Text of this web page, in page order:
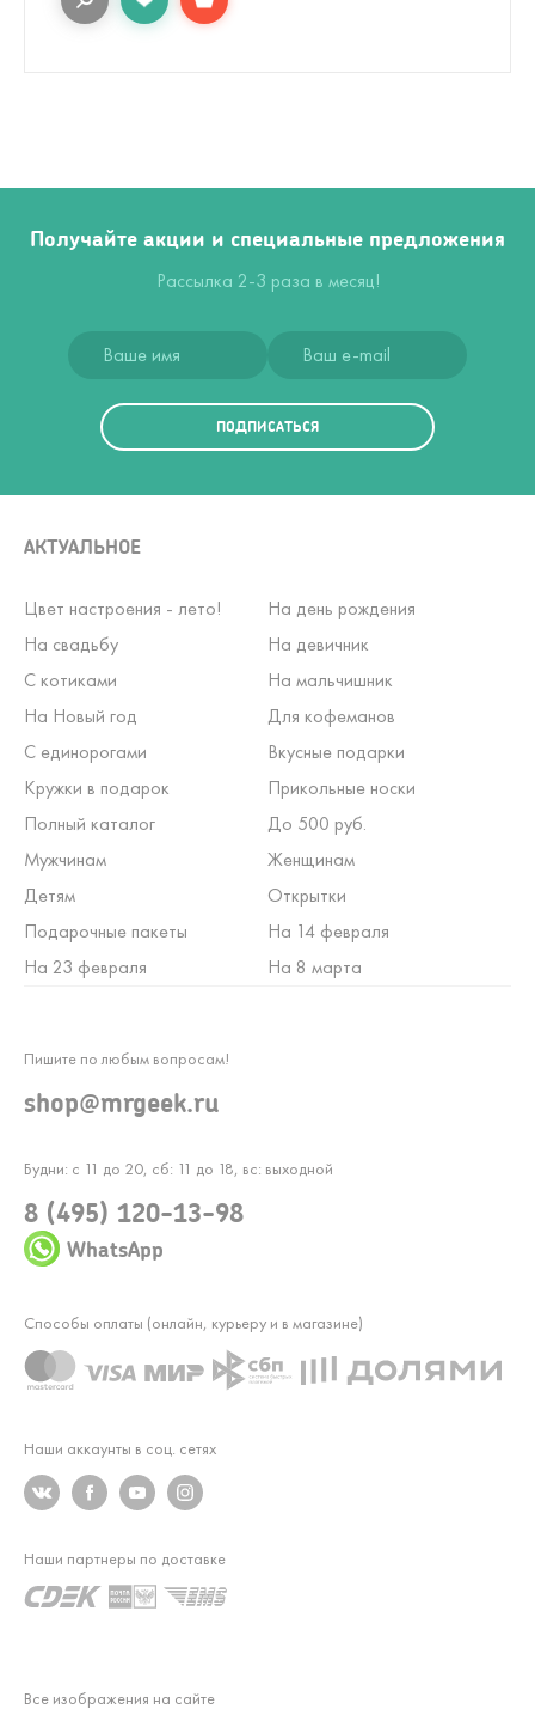
Получайте акции и специальные предложения
Рассылка 2-3 раза в месяц!
ПОДПИСАТЬСЯ
АКТУАЛЬНОЕ
Цвет настроения - лето!
На день рождения
На свадьбу
На девичник
С котиками
На мальчишник
На Новый год
Для кофеманов
С единорогами
Вкусные подарки
Кружки в подарок
Прикольные носки
Полный каталог
До 500 руб.
Мужчинам
Женщинам
Детям
Открытки
Подарочные пакеты
На 14 февраля
На 23 февраля
На 8 марта
Будни: с 11 до 20, сб: 11 до 18, вс: выходной
8 (495) 120-13-98
WhatsApp
Пишите по любым вопросам!
shop@mrgeek.ru
Наши аккаунты в соц. сетях
Все изображения на сайте
Способы оплаты (онлайн, курьеру и в магазине)
Наши партнеры по доставке